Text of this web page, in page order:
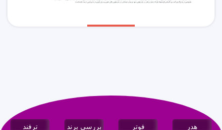
هدر فوتر بررسی برند ترفند